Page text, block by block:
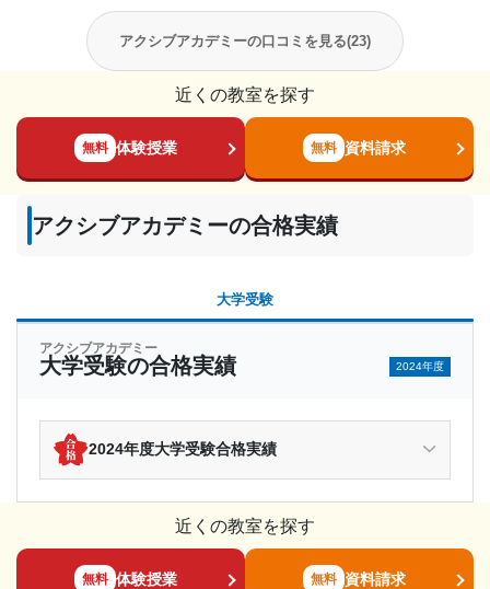
アクシブアカデミーの口コミを見る(23)
近くの教室を探す
無料 体験授業 無料 資料請求
アクシブアカデミーの合格実績
大学受験
アクシブアカデミー
大学受験の合格実績 2024年度
2024年度大学受験合格実績
近くの教室を探す
無料 体験授業 無料 資料請求